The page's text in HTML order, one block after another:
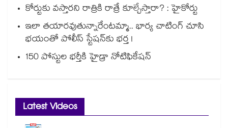
కోర్టుకు వస్తారని రాత్రికి రాత్రే కూల్చేస్తారా? : హైకోర్టు
ఇలా తయారవుతున్నారేంటమ్మా.. భార్య చాటింగ్ చూసి
భయంతో పోలీస్ స్టేషన్⁫కు భర్త !
150 పోస్టుల భర్తీకి హైడ్రా నోటిఫికేషన్
Latest Videos